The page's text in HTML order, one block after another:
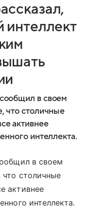
интеллект
в своем
что столичные
активнее
интеллекта.
в своем
столичные
активнее
интеллекта.